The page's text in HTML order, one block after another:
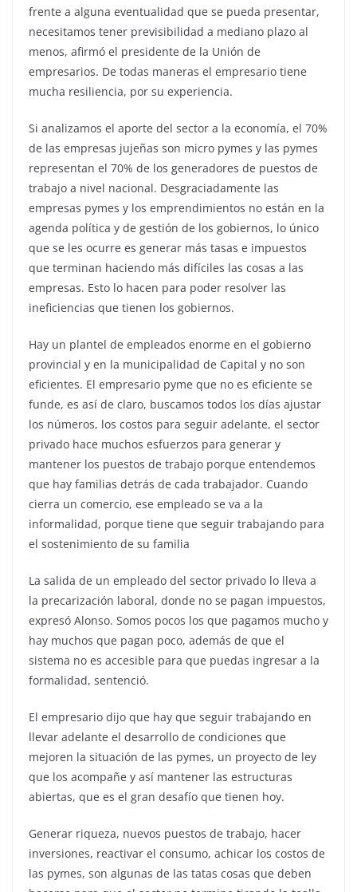
frente a alguna eventualidad que se pueda presentar,
necesitamos tener previsibilidad a mediano plazo al
menos, afirmó el presidente de la Unión de
empresarios. De todas maneras el empresario tiene
mucha resiliencia, por su experiencia.
Si analizamos el aporte del sector a la economía, el 70%
de las empresas jujeñas son micro pymes y las pymes
representan el 70% de los generadores de puestos de
trabajo a nivel nacional. Desgraciadamente las
empresas pymes y los emprendimientos no están en la
agenda política y de gestión de los gobiernos, lo único
que se les ocurre es generar más tasas e impuestos
que terminan haciendo más difíciles las cosas a las
empresas. Esto lo hacen para poder resolver las
ineficiencias que tienen los gobiernos.
Hay un plantel de empleados enorme en el gobierno
provincial y en la municipalidad de Capital y no son
eficientes. El empresario pyme que no es eficiente se
funde, es así de claro, buscamos todos los días ajustar
los números, los costos para seguir adelante, el sector
privado hace muchos esfuerzos para generar y
mantener los puestos de trabajo porque entendemos
que hay familias detrás de cada trabajador. Cuando
cierra un comercio, ese empleado se va a la
informalidad, porque tiene que seguir trabajando para
el sostenimiento de su familia
La salida de un empleado del sector privado lo lleva a
la precarización laboral, donde no se pagan impuestos,
expresó Alonso. Somos pocos los que pagamos mucho y
hay muchos que pagan poco, además de que el
sistema no es accesible para que puedas ingresar a la
formalidad, sentenció.
El empresario dijo que hay que seguir trabajando en
llevar adelante el desarrollo de condiciones que
mejoren la situación de las pymes, un proyecto de ley
que los acompañe y así mantener las estructuras
abiertas, que es el gran desafío que tienen hoy.
Generar riqueza, nuevos puestos de trabajo, hacer
inversiones, reactivar el consumo, achicar los costos de
las pymes, son algunas de las tatas cosas que deben